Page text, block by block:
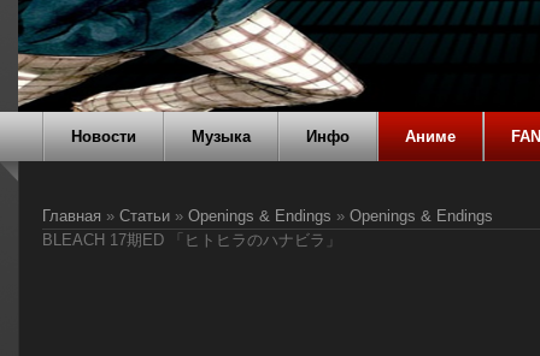
Новости Музыка Инфо Аниме
Главная » Статьи » Openings & Endings » Openings & Endings
BLEACH 17期ED 「ヒトヒラのハナビラ」